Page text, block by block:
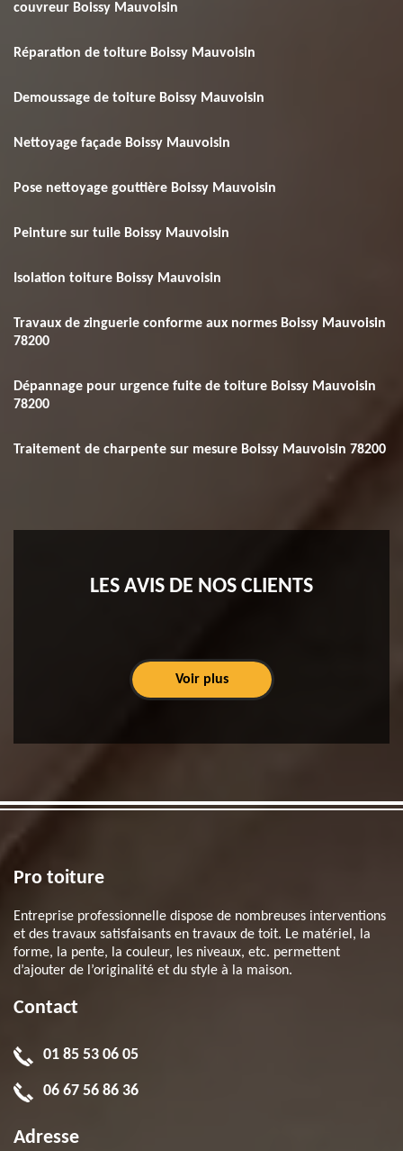
couvreur Boissy Mauvoisin
Réparation de toiture Boissy Mauvoisin
Demoussage de toiture Boissy Mauvoisin
Nettoyage façade Boissy Mauvoisin
Pose nettoyage gouttière Boissy Mauvoisin
Peinture sur tuile Boissy Mauvoisin
Isolation toiture Boissy Mauvoisin
Travaux de zinguerie conforme aux normes Boissy Mauvoisin
78200
Dépannage pour urgence fuite de toiture Boissy Mauvoisin
78200
Traitement de charpente sur mesure Boissy Mauvoisin 78200
LES AVIS DE NOS CLIENTS
Voir plus
Pro toiture
Entreprise professionnelle dispose de nombreuses interventions
et des travaux satisfaisants en travaux de toit. Le matériel, la
forme, la pente, la couleur, les niveaux, etc. permettent
d’ajouter de l’originalité et du style à la maison.
Contact
01 85 53 06 05
06 67 56 86 36
Adresse